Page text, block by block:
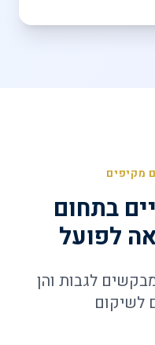
מקיפים
בתחום
לפועל
לגבות והן
לשיקום